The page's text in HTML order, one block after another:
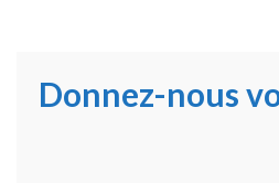
Donnez-nous